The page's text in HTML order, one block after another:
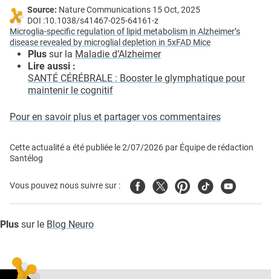
Source: Nature Communications 15 Oct, 2025
DOI :10.1038/s41467-025-64161-z
Microglia-specific regulation of lipid metabolism in Alzheimer’s
disease revealed by microglial depletion in 5xFAD Mice
Plus sur la Maladie d’Alzheimer
Lire aussi :
SANTÉ CÉRÉBRALE : Booster le glymphatique pour
maintenir le cognitif
Pour en savoir plus et partager vos commentaires
Cette actualité a été publiée le2/07/2026 par Équipe de rédaction
Santélog
Vous pouvez nous suivre sur : FacebookTwitterPinterest
TiktokYoutube
Plus sur le Blog Neuro